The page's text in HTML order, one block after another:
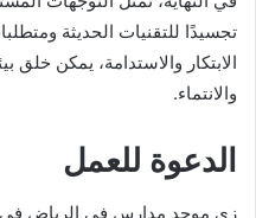
تجسيدًا للتقنيات الحديثة
الابتكار والاستدامة، يمكن خلق
والانتماء.
الدعوة للعمل
زي موحد مدارس في الرياض في